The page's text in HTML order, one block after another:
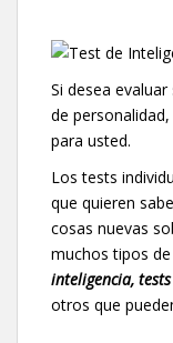
Si desea
de
para usted.
Los tests
que quieren
cosas nuevas
muchos tipos
inteligencia,
otros que